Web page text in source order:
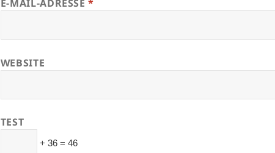
E-MAIL-ADRESSE*
WEBSITE
TEST
+ 36 = 46